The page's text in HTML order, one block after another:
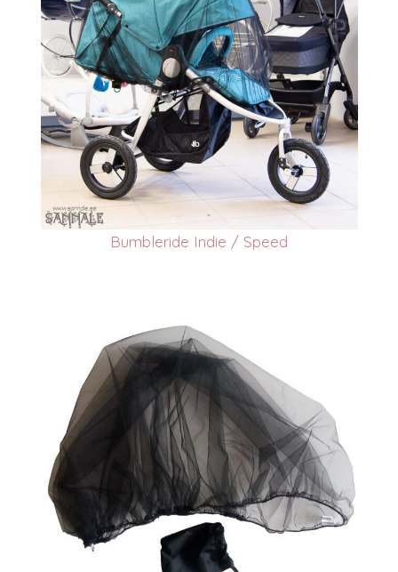
Bumbleride Indie / Speed